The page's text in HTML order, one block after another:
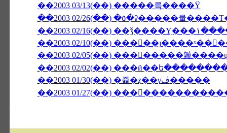
��2003 03/13(��) �����륵����Ÿ
��2003 02/10(��)
��2003 02/05(��) ��������䥵
��2003 02/02(��)
��2003 01/30(��) �쥹�ȥ��γڤ�����
��2003 01/27(��)